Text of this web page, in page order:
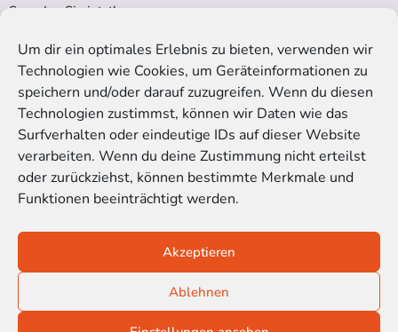
Um dir ein optimales Erlebnis zu bieten, verwenden wir
Technologien wie Cookies, um Geräteinformationen zu
speichern und/oder darauf zuzugreifen. Wenn du diesen
Technologien zustimmst, können wir Daten wie das
Surfverhalten oder eindeutige IDs auf dieser Website
verarbeiten. Wenn du deine Zustimmung nicht erteilst
oder zurückziehst, können bestimmte Merkmale und
Funktionen beeinträchtigt werden.
Akzeptieren
Ablehnen
Spenden Sie jetzt!
RECHTLICHES
Impressum
Datenschutzerklärung
Cookie-Richtlinie (EU)
Satzung der Kinoblindgänger gGmbH
© 2016-2026 Kinoblindgänger gemeinnützige GmbH
SOZIALE MEDIEN